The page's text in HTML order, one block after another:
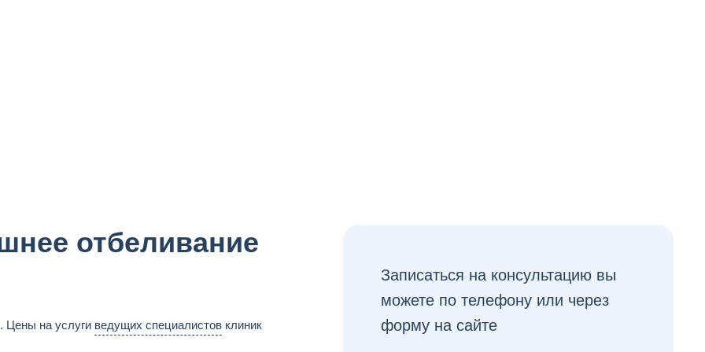
отбеливание
Цены на услуги ведущих специалистов клиник
Записаться на консультацию вы
можете по телефону или через
форму на сайте